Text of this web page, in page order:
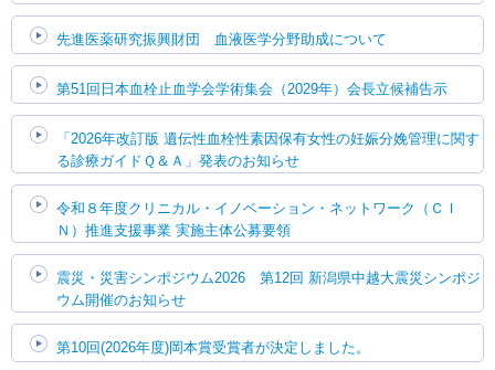
先進医薬研究振興財団 血液医学分野助成について
第51回日本血栓止血学会学術集会（2029年）会長立候補告示
「2026年改訂版 遺伝性血栓性素因保有女性の妊娠分娩管理に関す
る診療ガイドＱ＆Ａ」発表のお知らせ
令和８年度クリニカル・イノベーション・ネットワーク（ＣＩ
Ｎ）推進支援事業 実施主体公募要領
震災・災害シンポジウム2026 第12回 新潟県中越大震災シンポジ
ウム開催のお知らせ
第10回(2026年度)岡本賞受賞者が決定しました。